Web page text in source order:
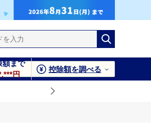
額まで
円
控除額を調べる